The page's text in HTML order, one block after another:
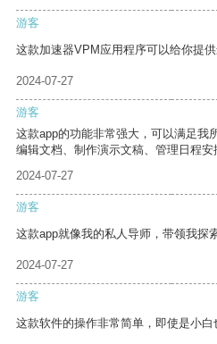
游客
这款加速器VPM应用程序可以给你提
2024-07-27
游客
这款app的功能非常强大，可以满足我
编辑文档、制作演示文稿、管理日程安
2024-07-27
游客
这款app就像我的私人导师，带领我探
2024-07-27
游客
这款软件的操作非常简单，即使是小白